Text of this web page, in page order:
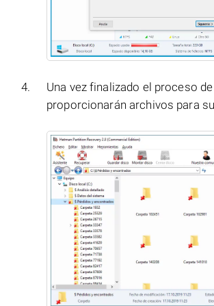
Una vez finalizado el proceso
proporcionarán archivos para